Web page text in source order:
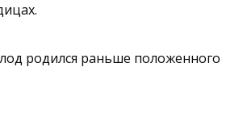
родился раньше положенного